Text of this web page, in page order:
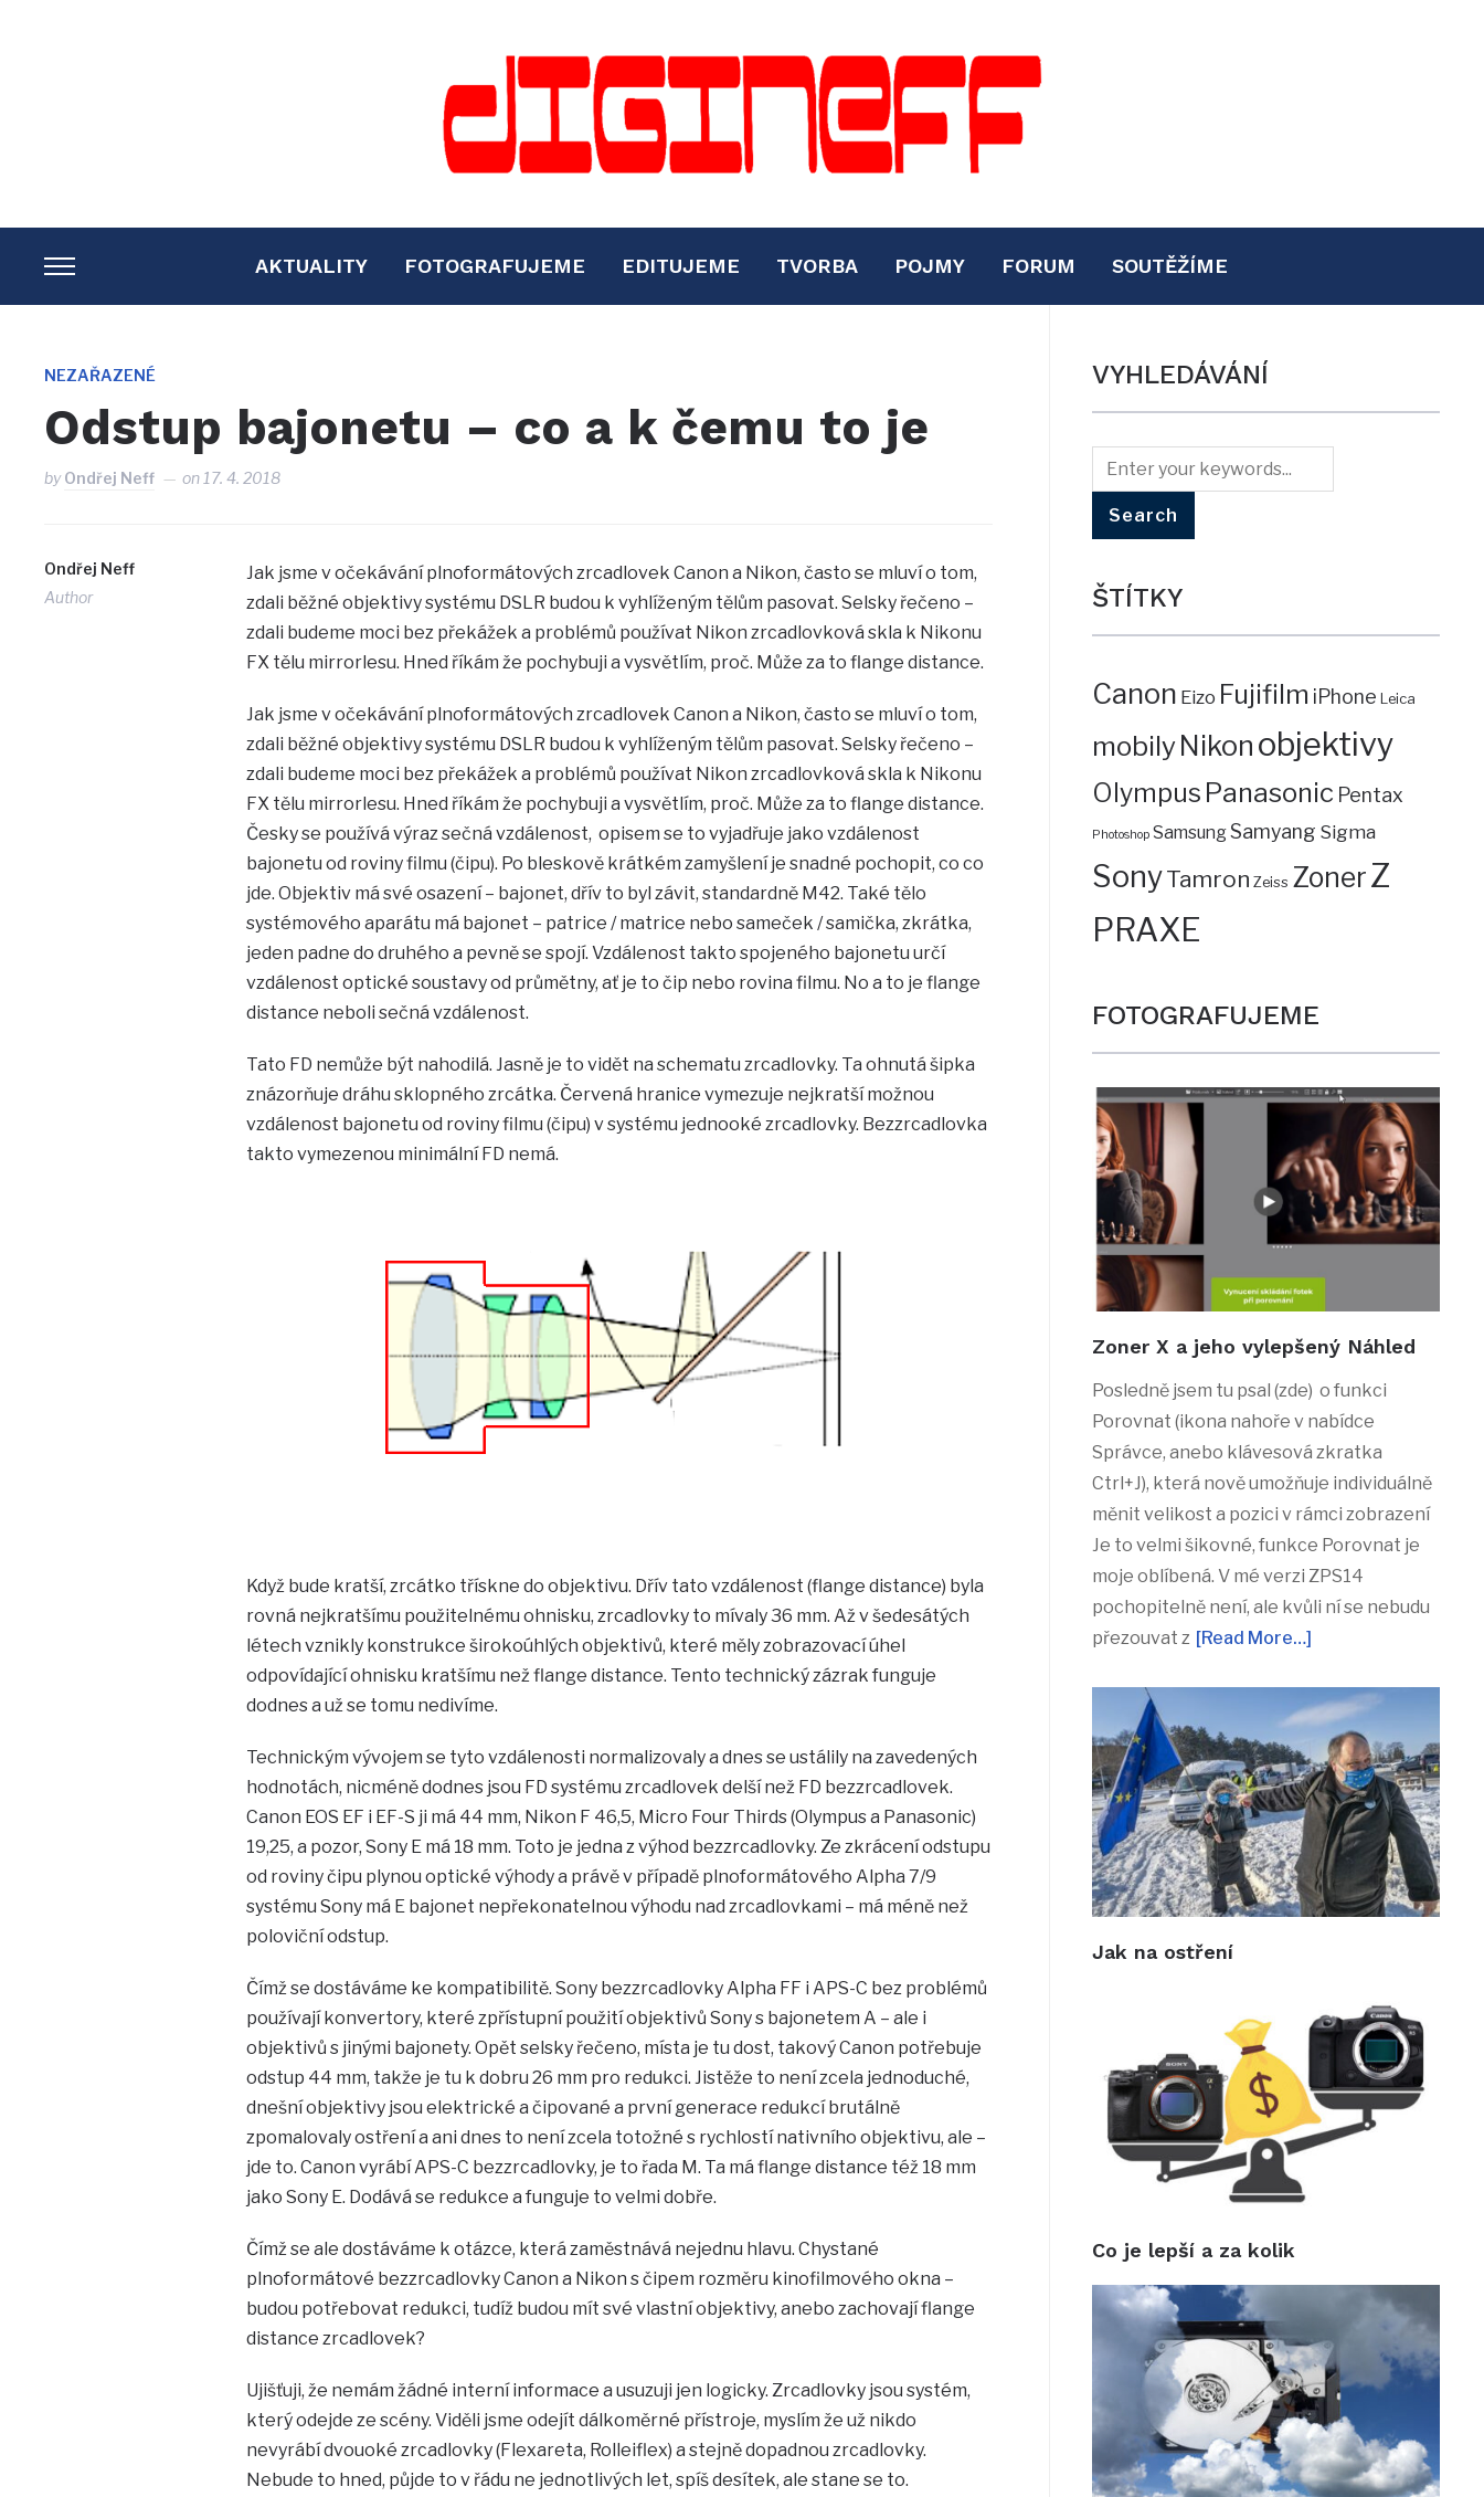
TOGGLE
SIDEBAR
NAVIGATION
AKTUALITY FOTOGRAFUJEME EDITUJEME TVORBA POJMY FORUM SOUTĚŽÍME
NEZAŘAZENÉ
Odstup bajonetu – co a k čemu to je
byOndřej Neff on 17. 4. 2018
Ondřej Neff
Author
Jak jsme v očekávání plnoformátových zrcadlovek Canon a Nikon, často se mluví o tom,
zdali běžné objektivy systému DSLR budou k vyhlíženým tělům pasovat. Selsky řečeno –
zdali budeme moci bez překážek a problémů používat Nikon zrcadlovková skla k Nikonu
FX tělu mirrorlesu. Hned říkám že pochybuji a vysvětlím, proč. Může za to flange distance.
Jak jsme v očekávání plnoformátových zrcadlovek Canon a Nikon, často se mluví o tom,
zdali běžné objektivy systému DSLR budou k vyhlíženým tělům pasovat. Selsky řečeno –
zdali budeme moci bez překážek a problémů používat Nikon zrcadlovková skla k Nikonu
FX tělu mirrorlesu. Hned říkám že pochybuji a vysvětlím, proč. Může za to flange distance.
Česky se používá výraz sečná vzdálenost, opisem se to vyjadřuje jako vzdálenost
bajonetu od roviny filmu (čipu). Po bleskově krátkém zamyšlení je snadné pochopit, co co
jde. Objektiv má své osazení – bajonet, dřív to byl závit, standardně M42. Také tělo
systémového aparátu má bajonet – patrice / matrice nebo sameček / samička, zkrátka,
jeden padne do druhého a pevně se spojí. Vzdálenost takto spojeného bajonetu určí
vzdálenost optické soustavy od průmětny, ať je to čip nebo rovina filmu. No a to je flange
distance neboli sečná vzdálenost.
Tato FD nemůže být nahodilá. Jasně je to vidět na schematu zrcadlovky. Ta ohnutá šipka
znázorňuje dráhu sklopného zrcátka. Červená hranice vymezuje nejkratší možnou
vzdálenost bajonetu od roviny filmu (čipu) v systému jednooké zrcadlovky. Bezzrcadlovka
takto vymezenou minimální FD nemá.
Když bude kratší, zrcátko třískne do objektivu. Dřív tato vzdálenost (flange distance) byla
rovná nejkratšímu použitelnému ohnisku, zrcadlovky to mívaly 36 mm. Až v šedesátých
létech vznikly konstrukce širokoúhlých objektivů, které měly zobrazovací úhel
odpovídající ohnisku kratšímu než flange distance. Tento technický zázrak funguje
dodnes a už se tomu nedivíme.
Technickým vývojem se tyto vzdálenosti normalizovaly a dnes se ustálily na zavedených
hodnotách, nicméně dodnes jsou FD systému zrcadlovek delší než FD bezzrcadlovek.
Canon EOS EF i EF-S ji má 44 mm, Nikon F 46,5, Micro Four Thirds (Olympus a Panasonic)
19,25, a pozor, Sony E má 18 mm. Toto je jedna z výhod bezzrcadlovky. Ze zkrácení odstupu
od roviny čipu plynou optické výhody a právě v případě plnoformátového Alpha 7/9
systému Sony má E bajonet nepřekonatelnou výhodu nad zrcadlovkami – má méně než
poloviční odstup.
Čímž se dostáváme ke kompatibilitě. Sony bezzrcadlovky Alpha FF i APS-C bez problémů
používají konvertory, které zpřístupní použití objektivů Sony s bajonetem A – ale i
objektivů s jinými bajonety. Opět selsky řečeno, místa je tu dost, takový Canon potřebuje
odstup 44 mm, takže je tu k dobru 26 mm pro redukci. Jistěže to není zcela jednoduché,
dnešní objektivy jsou elektrické a čipované a první generace redukcí brutálně
zpomalovaly ostření a ani dnes to není zcela totožné s rychlostí nativního objektivu, ale –
jde to. Canon vyrábí APS-C bezzrcadlovky, je to řada M. Ta má flange distance též 18 mm
jako Sony E. Dodává se redukce a funguje to velmi dobře.
Čímž se ale dostáváme k otázce, která zaměstnává nejednu hlavu. Chystané
plnoformátové bezzrcadlovky Canon a Nikon s čipem rozměru kinofilmového okna –
budou potřebovat redukci, tudíž budou mít své vlastní objektivy, anebo zachovají flange
distance zrcadlovek?
Ujišťuji, že nemám žádné interní informace a usuzuji jen logicky. Zrcadlovky jsou systém,
který odejde ze scény. Viděli jsme odejít dálkoměrné přístroje, myslím že už nikdo
nevyrábí dvouoké zrcadlovky (Flexareta, Rolleiflex) a stejně dopadnou zrcadlovky.
Nebude to hned, půjde to v řádu ne jednotlivých let, spíš desítek, ale stane se to.
VYHLEDÁVÁNÍ
ŠTÍTKY
Canon Eizo Fujifilm iPhone Leica
mobilyNikon objektivy
Olympus Panasonic Pentax
Photoshop SamsungSamyang Sigma
SonyTamron Zeiss ZonerZ
PRAXE
FOTOGRAFUJEME
Zoner X a jeho vylepšený Náhled
Posledně jsem tu psal (zde) o funkci
Porovnat (ikona nahoře v nabídce
Správce, anebo klávesová zkratka
Ctrl+J), která nově umožňuje individuálně
měnit velikost a pozici v rámci zobrazení
Je to velmi šikovné, funkce Porovnat je
moje oblíbená. V mé verzi ZPS14
pochopitelně není, ale kvůli ní se nebudu
přezouvat z [Read More…]
Jak na ostření
Co je lepší a za kolik